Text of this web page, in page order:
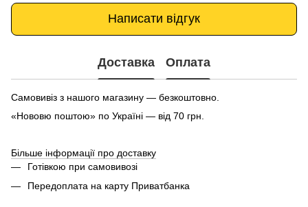
Написати відгук
Доставка Оплата
Самовивіз з нашого магазину — безкоштовно.
«Нововю поштою» по Україні — від 70 грн.
Більше інформації про доставку
Готівкою при самовивозі
Передоплата на карту Приватбанка